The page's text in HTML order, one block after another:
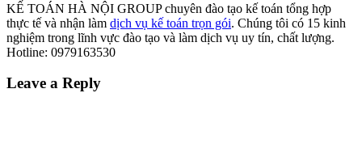
KẾ TOÁN HÀ NỘI GROUP chuyên đào tạo kế toán tổng hợp
thực tế và nhận làm dịch vụ kế toán trọn gói. Chúng tôi có 15 kinh
nghiệm trong lĩnh vực đào tạo và làm dịch vụ uy tín, chất lượng.
Hotline: 0979163530
Reader
Leave a Reply